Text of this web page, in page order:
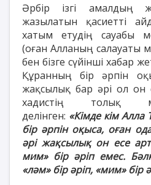
Әрбір ізгі амалдың
жазылатын қасиетті
хатым етудің сауабы
(оған Алланың салауаты
бен бізге сүйінші хабар
Құранның бір әрпін
жақсылық бар әрі ол он
хадистің толық
делінген: «Кiмде кім Алла
бiр әрпiн оқыса, оған
әрi жақсылық он есе
мим» бiр әрiп емес.
«ләм» бiр әрiп, «мим» бiр